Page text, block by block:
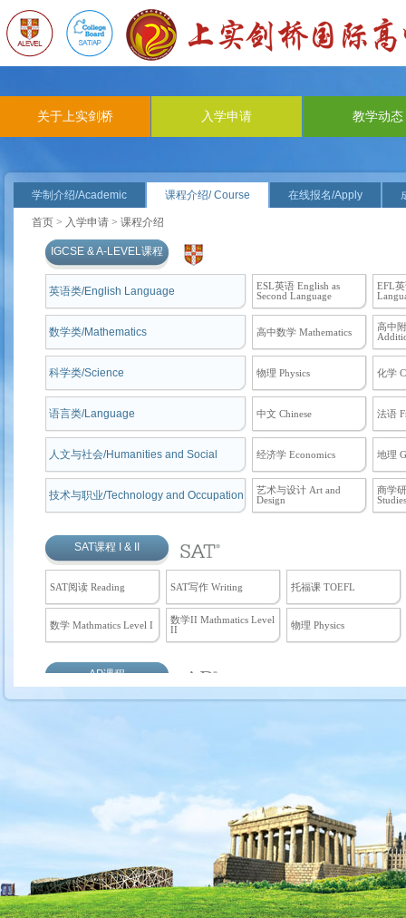
关于上实剑桥 入学申请 教学动态
学制介绍/Academic 课程介绍/ Course 在线报名/Apply
首页 > 入学申请 > 课程介绍
IGCSE & A-LEVEL课程
英语类/English Language
ESL英语 English as
Second Language
EFL英
数学类/Mathematics 高中数学 Mathematics
高中
科学类/Science 物理 Physics 化学
语言类/Language 中文 Chinese 法语
人文与社会/Humanities and Social 经济学 Economics 地理
技术与职业/Technology and Occupation
艺术与设计 Art and
Design
商学
Studies
SAT课程 I & II
SAT阅读 Reading SAT写作 Writing 托福课 TOEFL
数学 Mathmatics Level I
数学II Mathmatics Level
II
物理 Physics
AP课程
Macroeconomics
Geography
Language and Culture
注：以上个别科目可能按不同学年教学计划增减。